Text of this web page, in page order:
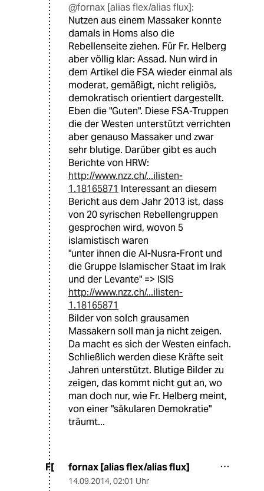
@fornax [alias flex/alias flux]:
Nutzen aus einem Massaker konnte
damals in Homs also die
Rebellenseite ziehen. Für Fr. Helberg
aber völlig klar: Assad. Nun wird in
dem Artikel die FSA wieder einmal als
moderat, gemäßigt, nicht religiös,
demokratisch orientiert dargestellt.
Eben die "Guten". Diese FSA-Truppen
die der Westen unterstützt verrichten
aber genauso Massaker und zwar
sehr blutige. Darüber gibt es auch
Berichte von HRW:
http://www.nzz.ch/...ilisten-
1.18165871 Interessant an diesem
Bericht aus dem Jahr 2013 ist, dass
von 20 syrischen Rebellengruppen
gesprochen wird, wovon 5
islamistisch waren
"unter ihnen die Al-Nusra-Front und
die Gruppe Islamischer Staat im Irak
und der Levante" => ISIS
http://www.nzz.ch/...ilisten-
1.18165871
Bilder von solch grausamen
Massakern soll man ja nicht zeigen.
Da macht es sich der Westen einfach.
Schließlich werden diese Kräfte seit
Jahren unterstützt. Blutige Bilder zu
zeigen, das kommt nicht gut an, wo
man doch nur, wie Fr. Helberg meint,
von einer "säkularen Demokratie"
träumt...
F[ fornax [alias flex/alias flux]
14.09.2014, 02:01 Uhr